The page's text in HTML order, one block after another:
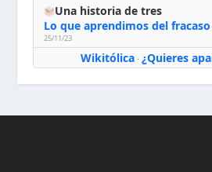
Una historia de tres
Lo que aprendimos del
25/11/23
Wikitólica· ¿Quieres